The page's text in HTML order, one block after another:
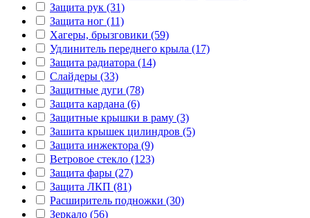
Защита рук (31)
Защита ног (11)
Хагеры, брызговики (59)
Удлинитель переднего крыла (17)
Защита радиатора (14)
Слайдеры (33)
Защитные дуги (78)
Защита кардана (6)
Защитные крышки в раму (3)
Зашита крышек цилиндров (5)
Защита инжектора (9)
Ветровое стекло (123)
Защита фары (27)
Защита ЛКП (81)
Расширитель подножки (30)
Зеркало (56)